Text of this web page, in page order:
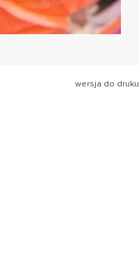
wersja do druku